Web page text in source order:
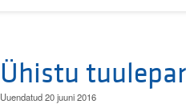
Ühistu
Uuendatud 20 juuni 2016